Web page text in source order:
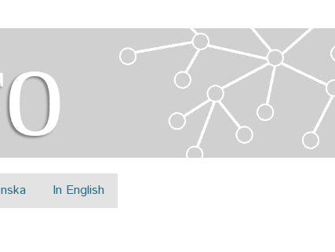
In English